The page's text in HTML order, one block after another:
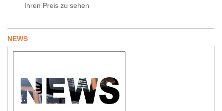
Ihren Preis zu sehen
NEWS